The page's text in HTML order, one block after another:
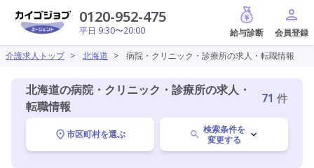
0120-952-475
平日 9:30〜20:00
給与診断
介護求人トップ > 北海道 > 病院・クリニック・診療所の求人・転職情報
北海道の病院・クリニック・診療所の求人・
転職情報
71 件
市区町村を選ぶ
検索条件を
変更する